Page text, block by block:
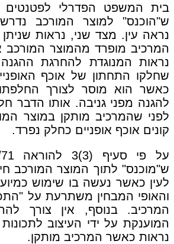
בית המשפט הפדרלי לפטנטים
ש"הוכנס" למוצר המורכב
נראה עין. מצד שני, נראות
המרכיב מופרד מהמוצר המורכב
נראות המנוגדת להחרגת
שחלקו התחתון של אוכף
כאשר הוא מוסר לצורך
להגנה מפני גניבה. אותו הדבר
לפני שהמרכיב מותקן במוצר
קונים אוכף אופניים כחלק נפרד.
ש"מוכנס" לתוך המוצר המורכב
לעין כאשר נעשה בו שימוש
והאופי המבחין משתרעת על
המרכיב. בנוסף, אין צורך
המוענקת על ידי העיצוב
נראות כאשר המרכיב מותקן.